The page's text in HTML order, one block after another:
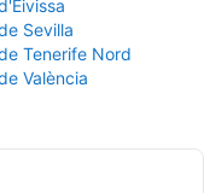
Sevilla
Tenerife Nord
València